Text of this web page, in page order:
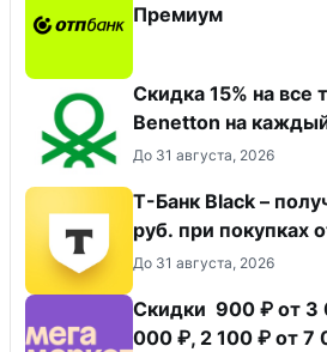
Премиум
Скидка 15% на все
Benetton на каждый
До 31 августа, 2026
Т-Банк Black –
руб. при покупках
До 31 августа, 2026
Скидки 900 ₽ от 3
000 ₽, 2 100 ₽ от 7